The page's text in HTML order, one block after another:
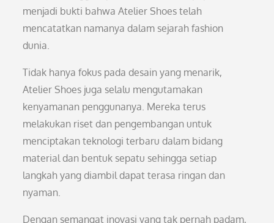
menjadi bukti bahwa Atelier Shoes telah
mencatatkan namanya dalam sejarah fashion
dunia.
Tidak hanya fokus pada desain yang menarik,
Atelier Shoes juga selalu mengutamakan
kenyamanan penggunanya. Mereka terus
melakukan riset dan pengembangan untuk
menciptakan teknologi terbaru dalam bidang
material dan bentuk sepatu sehingga setiap
langkah yang diambil dapat terasa ringan dan
nyaman.
Dengan semangat inovasi yang tak pernah padam,